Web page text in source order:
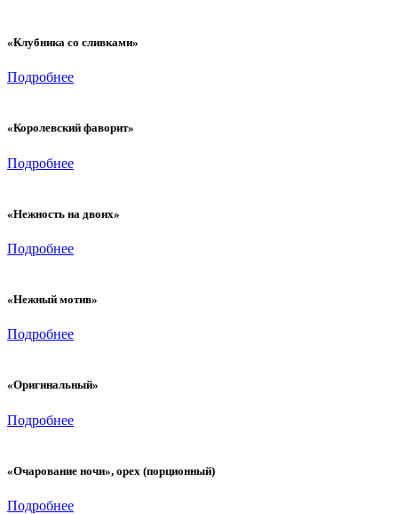
«Клубника со сливками»
Подробнее
«Королевский фаворит»
Подробнее
«Нежность на двоих»
Подробнее
«Нежный мотив»
Подробнее
«Оригинальный»
Подробнее
«Очарование ночи», орех (порционный)
Подробнее